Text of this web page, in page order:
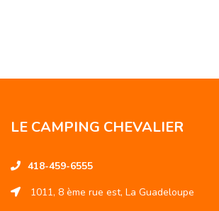
LE CAMPING CHEVALIER
418-459-6555
1011, 8 ème rue est, La Guadeloupe